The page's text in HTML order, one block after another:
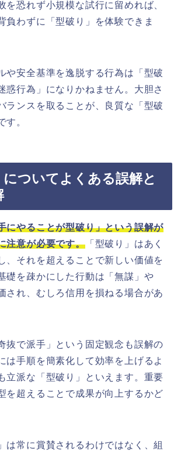
を恐れず小規模な試行に留めれば、
負わずに「型破り」を体験できま
や安全基準を逸脱する行為は「型破
惑行為」になりかねません。大胆さ
ランスを取ることが、良質な「型破
す。
についてよくある誤解と
にやることが型破り」という誤解が
注意が必要です。「型破り」はあく
、それを超えることで新しい価値を
礎を疎かにした行動は「無謀」や
され、むしろ信用を損ねる場合があ
抜で派手」という固定観念も誤解の
は手順を簡素化して効率を上げるよ
立派な「型破り」といえます。重要
を超えることで成果が向上するかど
は常に賞賛されるわけではなく、組